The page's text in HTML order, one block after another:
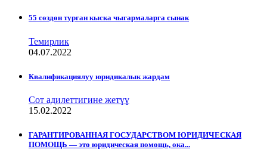
55 сөздөн турган кыска чыгармаларга сынак
Темирлик
04.07.2022
Квалификациялуу юридикалык жардам
Сот адилеттигине жетүү
15.02.2022
ГАРАНТИРОВАННАЯ ГОСУДАРСТВОМ ЮРИДИЧЕСКАЯ
ПОМОЩЬ — это юридическая помощь, ока...